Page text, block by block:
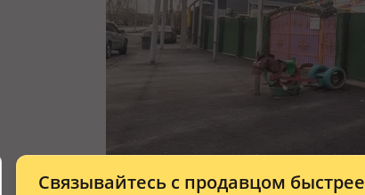
Связывайтесь с продавцом быстрее